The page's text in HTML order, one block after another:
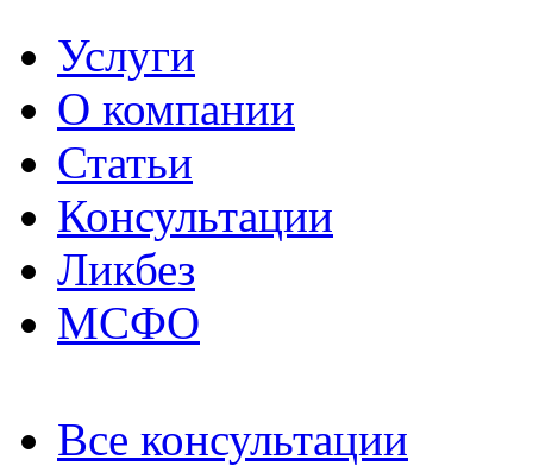
Услуги
О компании
Статьи
Консультации
Ликбез
МСФО
Все консультации